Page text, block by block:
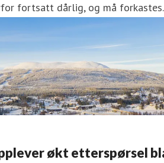
fortsatt dårlig, og må forkastes.
økt etterspørsel